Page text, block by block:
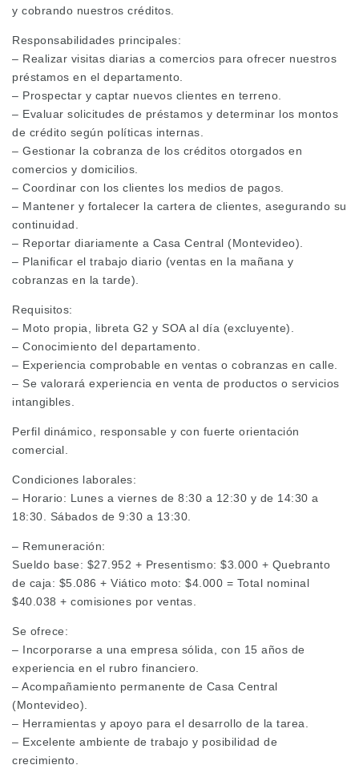
y cobrando nuestros créditos.
Responsabilidades principales:
– Realizar visitas diarias a comercios para ofrecer nuestros
préstamos en el departamento.
– Prospectar y captar nuevos clientes en terreno.
– Evaluar solicitudes de préstamos y determinar los montos
de crédito según políticas internas.
– Gestionar la cobranza de los créditos otorgados en
comercios y domicilios.
– Coordinar con los clientes los medios de pagos.
– Mantener y fortalecer la cartera de clientes, asegurando su
continuidad.
– Reportar diariamente a Casa Central (Montevideo).
– Planificar el trabajo diario (ventas en la mañana y
cobranzas en la tarde).
Requisitos:
– Moto propia, libreta G2 y SOA al día (excluyente).
– Conocimiento del departamento.
– Experiencia comprobable en ventas o cobranzas en calle.
– Se valorará experiencia en venta de productos o servicios
intangibles.
Perfil dinámico, responsable y con fuerte orientación
comercial.
Condiciones laborales:
– Horario: Lunes a viernes de 8:30 a 12:30 y de 14:30 a
18:30. Sábados de 9:30 a 13:30.
– Remuneración:
Sueldo base: $27.952 + Presentismo: $3.000 + Quebranto
de caja: $5.086 + Viático moto: $4.000 = Total nominal
$40.038 + comisiones por ventas.
Se ofrece:
– Incorporarse a una empresa sólida, con 15 años de
experiencia en el rubro financiero.
– Acompañamiento permanente de Casa Central
(Montevideo).
– Herramientas y apoyo para el desarrollo de la tarea.
– Excelente ambiente de trabajo y posibilidad de
crecimiento.